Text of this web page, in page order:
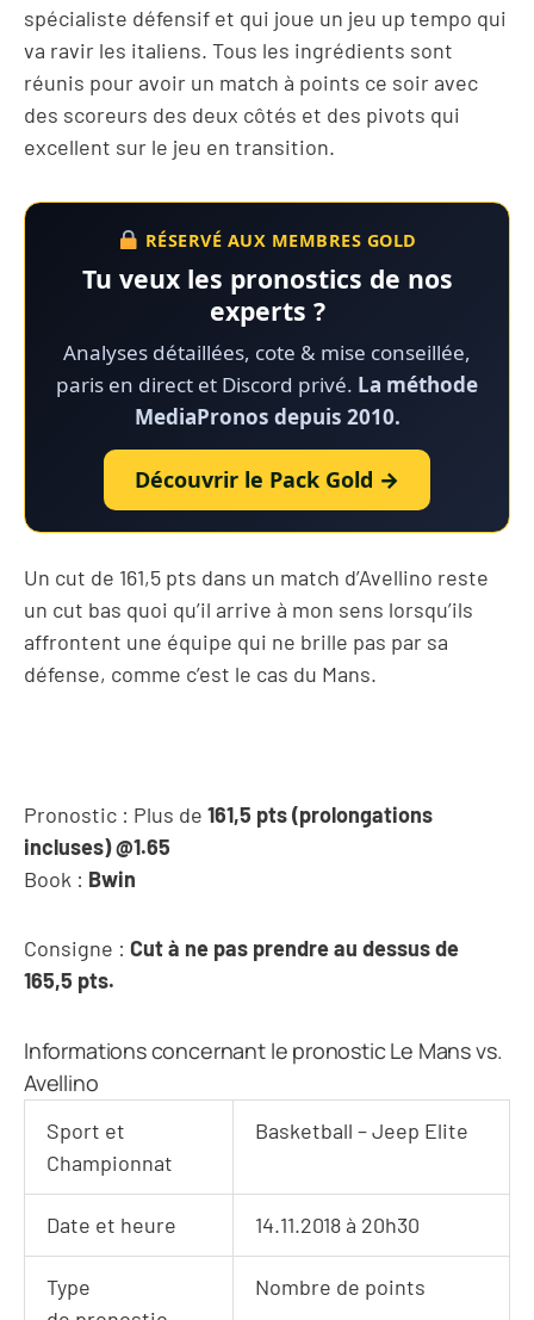
spécialiste défensif et qui joue un jeu up tempo qui
va ravir les italiens. Tous les ingrédients sont
réunis pour avoir un match à points ce soir avec
des scoreurs des deux côtés et des pivots qui
excellent sur le jeu en transition.
RÉSERVÉ AUX MEMBRES GOLD
Tu veux les pronostics de nos
experts ?
Analyses détaillées, cote & mise conseillée,
paris en direct et Discord privé. La méthode
MediaPronos depuis 2010.
Découvrir le Pack Gold →
Un cut de 161,5 pts dans un match d’Avellino reste
un cut bas quoi qu’il arrive à mon sens lorsqu’ils
affrontent une équipe qui ne brille pas par sa
défense, comme c’est le cas du Mans.
Pronostic : Plus de 161,5 pts (prolongations
incluses) @1.65
Book : Bwin
Consigne : Cut à ne pas prendre au dessus de
165,5 pts.
Informations concernant le pronostic Le Mans vs.
Avellino
Sport et
Championnat
Basketball – Jeep Elite
Date et heure 14.11.2018 à 20h30
Type
Nombre de points